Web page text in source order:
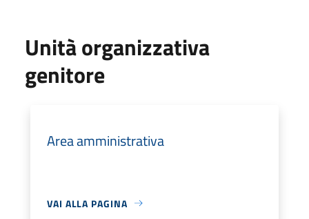
Unità organizzativa
genitore
Area amministrativa
VAI ALLA PAGINA